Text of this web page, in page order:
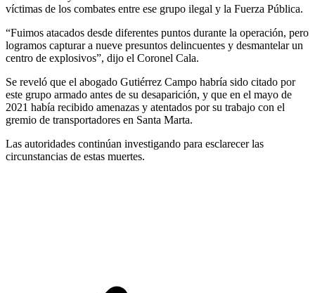
víctimas de los combates entre ese grupo ilegal y la Fuerza Pública.
“Fuimos atacados desde diferentes puntos durante la operación, pero
logramos capturar a nueve presuntos delincuentes y desmantelar un
centro de explosivos”, dijo el Coronel Cala.
Se reveló que el abogado Gutiérrez Campo habría sido citado por
este grupo armado antes de su desaparición, y que en el mayo de
2021 había recibido amenazas y atentados por su trabajo con el
gremio de transportadores en Santa Marta.
Las autoridades continúan investigando para esclarecer las
circunstancias de estas muertes.